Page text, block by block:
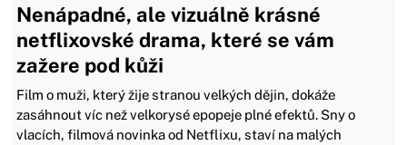
Nenápadné, ale vizuálně krásné
netflixovské drama, které se vám
zažere pod kůži
Film o muži, který žije stranou velkých dějin, dokáže
zasáhnout víc než velkorysé epopeje plné efektů. Sny o
vlacích, filmová novinka od Netflixu, staví na malých